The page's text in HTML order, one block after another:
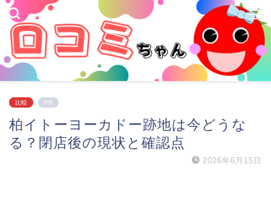
比較 PR
柏イトーヨーカドー跡地は今どうな
る？閉店後の現状と確認点
2026年6月15日